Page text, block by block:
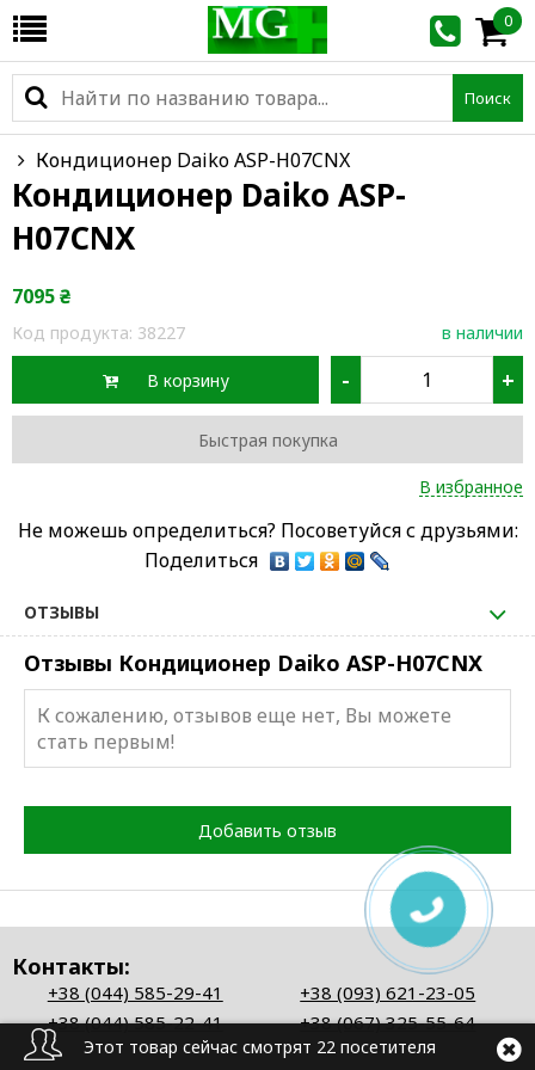
0
Поиск
Кондиционер Daiko ASP-H07CNX
Кондиционер Daiko ASP-
H07CNX
7095₴
Код продукта: 38227 в наличии
В корзину - +
Быстрая покупка
В избранное
Не можешь определиться? Посоветуйся с друзьями:
Поделиться
ОТЗЫВЫ
Отзывы Кондиционер Daiko ASP-H07CNX
К сожалению, отзывов еще нет, Вы можете
стать первым!
Добавить отзыв
Контакты:
+38 (044) 585-29-41
+38 (093) 621-23-05
+38 (044) 585-22-41
+38 (067) 325-55-64
Этот товар сейчас смотрят 22 посетителя